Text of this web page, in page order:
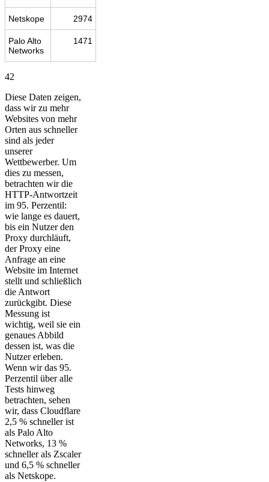
Netskope 2974
Palo Alto
Networks
1471
42
Diese Daten zeigen,
dass wir zu mehr
Websites von mehr
Orten aus schneller
sind als jeder
unserer
Wettbewerber. Um
dies zu messen,
betrachten wir die
HTTP-Antwortzeit
im 95. Perzentil:
wie lange es dauert,
bis ein Nutzer den
Proxy durchläuft,
der Proxy eine
Anfrage an eine
Website im Internet
stellt und schließlich
die Antwort
zurückgibt. Diese
Messung ist
wichtig, weil sie ein
genaues Abbild
dessen ist, was die
Nutzer erleben.
Wenn wir das 95.
Perzentil über alle
Tests hinweg
betrachten, sehen
wir, dass Cloudflare
2,5 % schneller ist
als Palo Alto
Networks, 13 %
schneller als Zscaler
und 6,5 % schneller
als Netskope.